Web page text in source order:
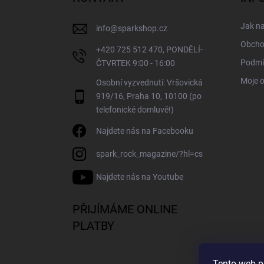
info@sparkshop.cz
+420 725 512 470, PONDĚLÍ-
ČTVRTEK 9:00 - 16:00
Osobní vyzvednutí: Vršovická
919/16, Praha 10, 10100 (po
telefonické domluvě!)
Najdete nás na Facebooku
spark_rock_magazine/?hl=cs
Najdete nás na Youtube
Jak
Moje
PŘIJÍMÁME ONLINE
PLATBY